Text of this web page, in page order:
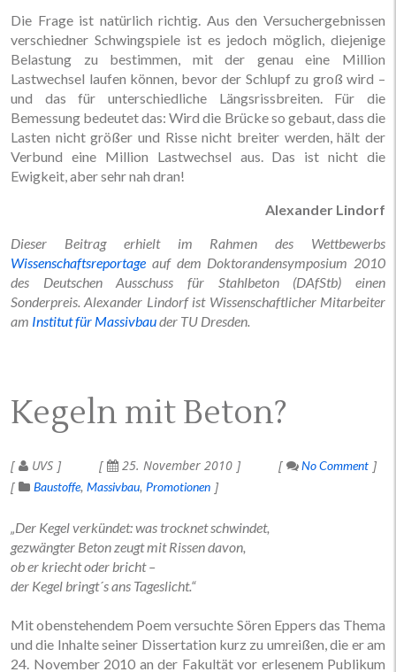
Die Frage ist natürlich richtig. Aus den Versuchergebnissen
verschiedner Schwingspiele ist es jedoch möglich, diejenige
Belastung zu bestimmen, mit der genau eine Million
Lastwechsel laufen können, bevor der Schlupf zu groß wird –
und das für unterschiedliche Längsrissbreiten. Für die
Bemessung bedeutet das: Wird die Brücke so gebaut, dass die
Lasten nicht größer und Risse nicht breiter werden, hält der
Verbund eine Million Lastwechsel aus. Das ist nicht die
Ewigkeit, aber sehr nah dran!
Alexander Lindorf
Dieser Beitrag erhielt im Rahmen des Wettbewerbs
Wissenschaftsreportage auf dem Doktorandensymposium 2010
des Deutschen Ausschuss für Stahlbeton (DAfStb) einen
Sonderpreis. Alexander Lindorf ist Wissenschaftlicher Mitarbeiter
am Institut für Massivbauder TU Dresden.
Kegeln mit Beton?
UVS 25. November 2010
No Comment
Baustoffe Massivbau Promotionen
„Der Kegel verkündet: was trocknet schwindet,
gezwängter Beton zeugt mit Rissen davon,
ob er kriecht oder bricht –
der Kegel bringt´s ans Tageslicht.“
Mit obenstehendem Poem versuchte Sören Eppers das Thema
und die Inhalte seiner Dissertation kurz zu umreißen, die er am
24. November 2010 an der Fakultät vor erlesenem Publikum